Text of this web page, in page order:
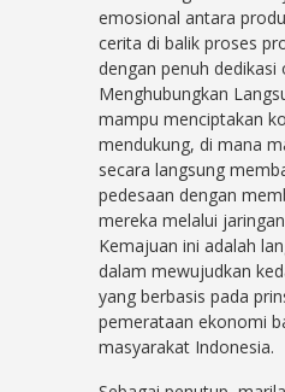
emosional antara
cerita di balik proses
dengan penuh
Menghubungkan
mampu menciptakan
mendukung, di mana
secara langsung
pedesaan dengan
mereka melalui
Kemajuan ini adalah
dalam mewujudkan
yang berbasis pada
pemerataan ekonomi
masyarakat Indonesia.